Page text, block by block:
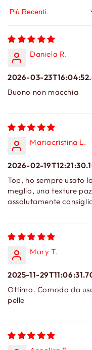
Sort by
Daniela R.
2026-03-
Buono non macchia
Mariacristina L.
2026-02-
Top, ho sempre usato
meglio, una texture
assolutamente
Mary T.
2025-11-
Ottimo. Comodo da
pelle